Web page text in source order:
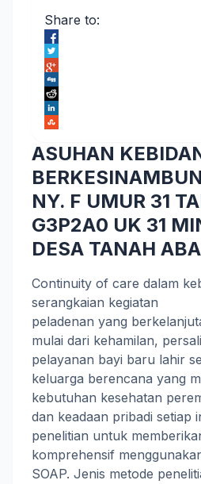
Share to:
ASUHAN
NY. F UMUR 31
G3P2A0 UK 31
DESA TANAH
Continuity of care dalam
serangkaian kegiatan
peladenan yang
mulai dari kehamilan,
pelayanan bayi baru lahir
keluarga berencana yang
kebutuhan kesehatan
dan keadaan pribadi setiap
penelitian untuk
komprehensif
SOAP. Jenis metode